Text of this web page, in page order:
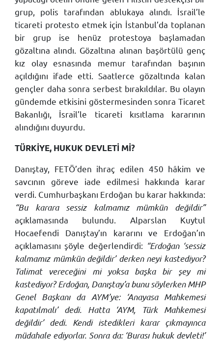
grup, polis tarafından ablukaya alındı. İsrail’le
ticareti protesto etmek için İstanbul’da toplanan
bir grup ise henüz protestoya başlamadan
gözaltına alındı. Gözaltına alınan başörtülü genç
kız olay esnasında memur tarafından başının
açıldığını ifade etti. Saatlerce gözaltında kalan
gençler daha sonra serbest bırakıldılar. Bu olayın
gündemde etkisini göstermesinden sonra Ticaret
Bakanlığı, İsrail’le ticareti kısıtlama kararının
alındığını duyurdu.
TÜRKİYE, HUKUK DEVLETİ Mİ?
Danıştay, FETÖ’den ihraç edilen 450 hâkim ve
savcının göreve iade edilmesi hakkında karar
verdi. Cumhurbaşkanı Erdoğan bu karar hakkında:
“Bu karara sessiz kalmamız mümkün değildir”
açıklamasında bulundu. Alparslan Kuytul
Hocaefendi Danıştay’ın kararını ve Erdoğan’ın
açıklamasını şöyle değerlendirdi: “Erdoğan ‘sessiz
kalmamız mümkün değildir’ derken neyi kastediyor?
Talimat vereceğini mi yoksa başka bir şey mi
kastediyor? Erdoğan, Danıştay’a bunu söylerken MHP
Genel Başkanı da AYM’ye: ‘Anayasa Mahkemesi
kapatılmalı’ dedi. Hatta ‘AYM, Türk Mahkemesi
değildir’ dedi. Kendi istedikleri karar çıkmayınca
müdahale ediyorlar. Sonra da: ‘Burası hukuk devleti!’